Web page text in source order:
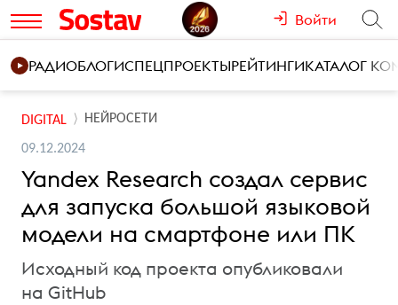
Войти
РАДИОБЛОГИСПЕЦПРОЕКТЫРЕЙТИНГИКАТАЛОГ
DIGITAL НЕЙРОСЕТИ
09.12.2024
Yandex Research создал сервис
для запуска большой языковой
модели на смартфоне или ПК
Исходный код проекта опубликовали
на GitHub